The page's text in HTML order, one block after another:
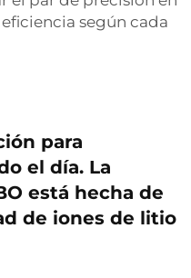
según cada
para
el día. La
está hecha de
de iones de litio